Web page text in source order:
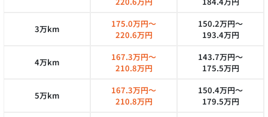
3万km
175.0万円～
220.6万円
150.2万円～
193.4万円
4万km
167.3万円～
210.8万円
143.7万円～
175.5万円
5万km
167.3万円～
210.8万円
150.4万円～
179.5万円